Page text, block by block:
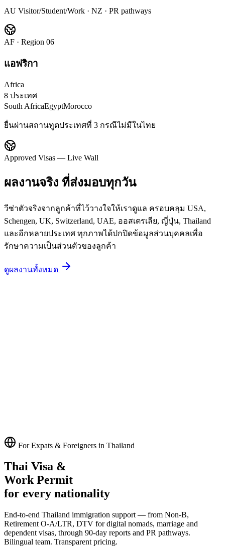
AU Visitor/Student/Work · NZ · PR pathways
AF · Region 06
แอฟริกา
Africa
8 ประเทศ
South AfricaEgyptMorocco
ยื่นผ่านสถานทูตประเทศที่ 3 กรณีไม่มีในไทย
Approved Visas — Live Wall
ผลงานจริง ที่ส่งมอบทุกวัน
วีซ่าตัวจริงจากลูกค้าที่ไว้วางใจให้เราดูแล ครอบคลุม USA,
Schengen, UK, Switzerland, UAE, ออสเตรเลีย, ญี่ปุ่น, Thailand
และอีกหลายประเทศ ทุกภาพได้ปกปิดข้อมูลส่วนบุคคลเพื่อ
รักษาความเป็นส่วนตัวของลูกค้า
ดูผลงานทั้งหมด
For Expats & Foreigners in Thailand
Thai Visa &
Work Permit
for every nationality
End-to-end Thailand immigration support — from Non-B,
Retirement O-A/LTR, DTV for digital nomads, marriage and
dependent visas, through 90-day reports and PR pathways.
Bilingual team. Transparent pricing.